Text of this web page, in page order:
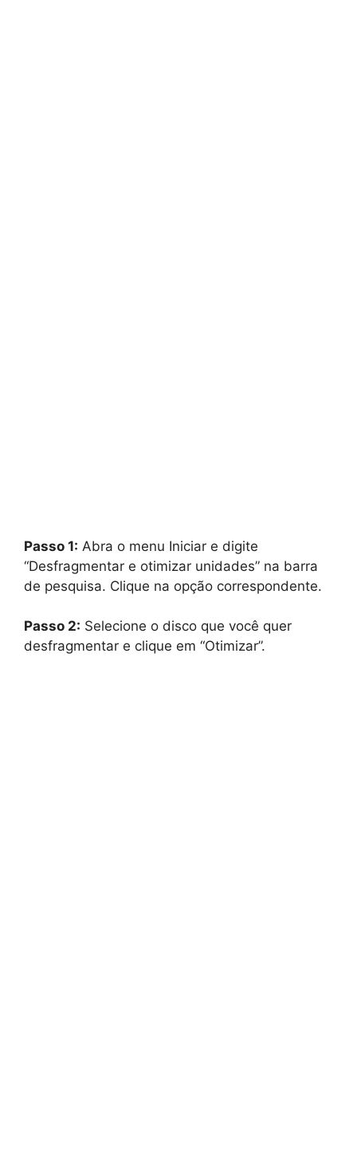
Passo 1: Abra o menu Iniciar e digite
“Desfragmentar e otimizar unidades” na barra
de pesquisa. Clique na opção correspondente.
Passo 2: Selecione o disco que você quer
desfragmentar e clique em “Otimizar”.